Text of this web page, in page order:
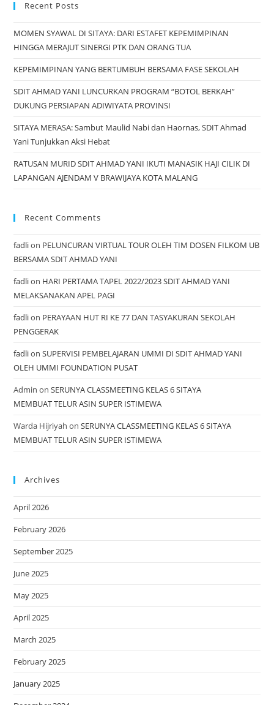
Recent Posts
MOMEN SYAWAL DI SITAYA: DARI ESTAFET KEPEMIMPINAN
HINGGA MERAJUT SINERGI PTK DAN ORANG TUA
KEPEMIMPINAN YANG BERTUMBUH BERSAMA FASE SEKOLAH
SDIT AHMAD YANI LUNCURKAN PROGRAM “BOTOL BERKAH”
DUKUNG PERSIAPAN ADIWIYATA PROVINSI
SITAYA MERASA: Sambut Maulid Nabi dan Haornas, SDIT Ahmad
Yani Tunjukkan Aksi Hebat
RATUSAN MURID SDIT AHMAD YANI IKUTI MANASIK HAJI CILIK DI
LAPANGAN AJENDAM V BRAWIJAYA KOTA MALANG
Recent Comments
fadlion PELUNCURAN VIRTUAL TOUR OLEH TIM DOSEN FILKOM UB
BERSAMA SDIT AHMAD YANI
fadlion HARI PERTAMA TAPEL 2022/2023 SDIT AHMAD YANI
MELAKSANAKAN APEL PAGI
fadlion PERAYAAN HUT RI KE 77 DAN TASYAKURAN SEKOLAH
PENGGERAK
fadlionSUPERVISI PEMBELAJARAN UMMI DI SDIT AHMAD YANI
OLEH UMMI FOUNDATION PUSAT
Admin onSERUNYA CLASSMEETING KELAS 6 SITAYA
MEMBUAT TELUR ASIN SUPER ISTIMEWA
Warda Hijriyah onSERUNYA CLASSMEETING KELAS 6 SITAYA
MEMBUAT TELUR ASIN SUPER ISTIMEWA
Archives
April 2026
February 2026
September 2025
June 2025
May 2025
April 2025
March 2025
February 2025
January 2025